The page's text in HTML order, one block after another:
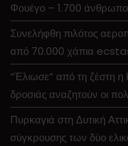
Φουέγο – 1.700
Συνελήφθη πιλότος
από 70.000 χάπια
“Έλιωσε” από τη ζέστη
δροσιάς αναζητούν οι
Πυρκαγιά στη Δυτική
σύγκρουσης των δύο